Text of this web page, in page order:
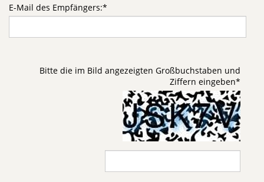
E-Mail des Empfängers:*
Bitte die im Bild angezeigten Großbuchstaben und
Ziffern eingeben*